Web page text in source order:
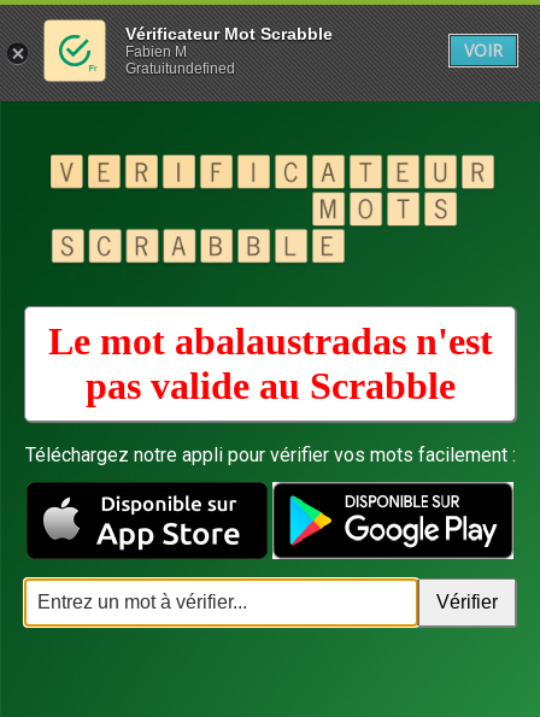
Le mot abalaustradas n'est
pas valide au Scrabble
Téléchargez notre appli pour vérifier vos mots facilement :
Vérificateur Mot Scrabble
Fabien M
Gratuitundefined
VOIR